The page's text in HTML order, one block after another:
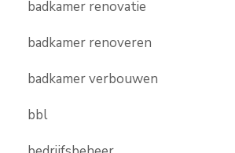
badkamer renovatie
badkamer renoveren
badkamer verbouwen
bbl